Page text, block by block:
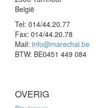
België
Tel: 014/44.20.77
Fax: 014/44.20.78
Mail: info@marechal.be
BTW: BE0451 449 084
OVERIG